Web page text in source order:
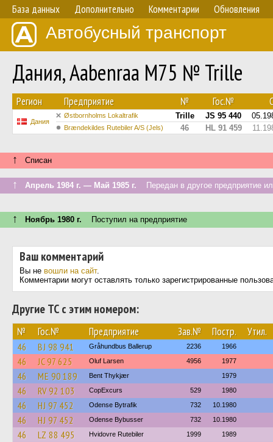
База данных Дополнительно Комментарии Обновления
Автобусный транспорт
Дания, Aabenraa M75 № Trille
Регион Предприятие № Гос.№
Дания
Østbornholms Lokaltrafik Trille JS 95 440
Brændekildes Rutebiler A/S (Jels) 46 HL 91 459
↑ Списан
↑ Апрель 1984 г. — Май 1985 г. Передан в другое предприятие
↑ Ноябрь 1980 г. Поступил на предприятие
Ваш комментарий
Вы не вошли на сайт.
Комментарии могут оставлять только зарегистрированные
Другие ТС с этим номером:
№ Гос.№ Предприятие Зав.№ Постр. Утил.
46 BJ 98 941 Gråhundbus Ballerup 2236 1966
46 JC 97 625 Oluf Larsen 4956 1977
46 ME 90 189 Bent Thykjær 1979
46 RV 92 103 CopExcurs 529 1980
46 HJ 97 452 Odense Bytrafik 732 10.1980
46 HJ 97 452 Odense Bybusser 732 10.1980
46 LZ 88 495 Hvidovre Rutebiler 1999 1989